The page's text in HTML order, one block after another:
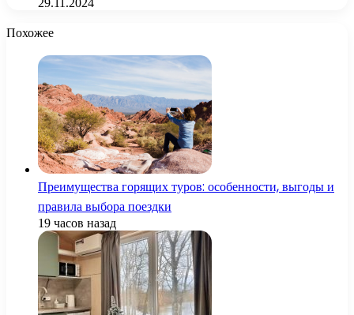
29.11.2024
Похожее
Преимущества горящих туров: особенности, выгоды и
правила выбора поездки
19 часов назад